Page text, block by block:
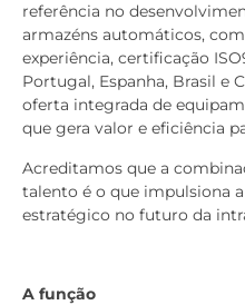
referência no
armazéns automáticos,
experiência, certificação
Portugal, Espanha, Brasil e
oferta integrada de
que gera valor e eficiência
Acreditamos que a
talento é o que impulsiona
estratégico no futuro da
A função